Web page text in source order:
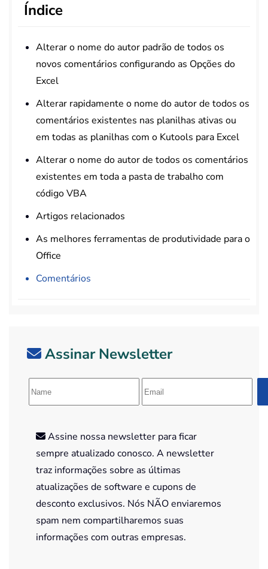
Índice
Alterar o nome do autor padrão de todos os
novos comentários configurando as Opções do
Excel
Alterar rapidamente o nome do autor de todos os
comentários existentes nas planilhas ativas ou
em todas as planilhas com o Kutools para Excel
Alterar o nome do autor de todos os comentários
existentes em toda a pasta de trabalho com
código VBA
Artigos relacionados
As melhores ferramentas de produtividade para o
Office
Comentários
Assinar Newsletter
Assine nossa newsletter para ficar
sempre atualizado conosco. A newsletter
traz informações sobre as últimas
atualizações de software e cupons de
desconto exclusivos. Nós NÃO enviaremos
spam nem compartilharemos suas
informações com outras empresas.